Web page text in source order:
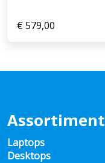
€579,00
Assortiment
Laptops
Desktops